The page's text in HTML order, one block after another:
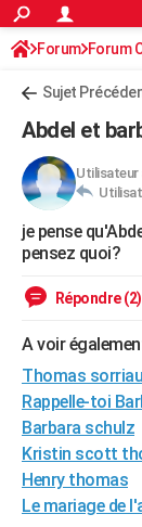
ACTUALITÉS
Politique
Société
Faits Divers
Education
Monde
Villes
+
FINANCE
Retraite
Impôts
Epargne
Immobilier
Risques naturels
Banque
Assurance
Crédit
AUTO
Essais
Réserver un essai
Citadines
Berlines
SUV
Forum auto
+HIGH-TECH
Mobiles
Meilleur smartphone
Internet
Ordinateurs
Jeux vidéo
Guide high-tech
BRICOLAGE
WEEK-END
Guides de France
Escapades
Patrimoine
Expositions
Musées
Week-end nature
+LIFESTYLE
Art de vivre
Bien-être
Loisirs
ModeModes de vie
SANTE
Alimentation
Guide de la santé
Maladies
Médicaments
Sommeil
Destinations
City break
Voyage nature
Voyage de noces
Forum
Climat
PHOTO
Forum Forum
Sujet
Abdel et
Utilisateur
je pense
pensez quoi?
Répondre (2)
A voir
Thomas
Rappelle-toi
Barbara schulz
Kristin scott
Henry thomas
Le mariage de